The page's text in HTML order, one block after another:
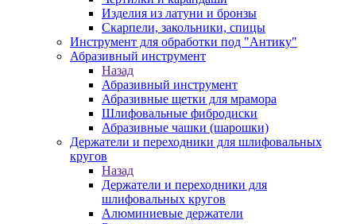
Изделия из латуни и бронзы
Скарпели, закольники, спицы
Инструмент для обработки под "Антику"
Абразивный инструмент
Назад
Абразивный инструмент
Абразивные щетки для мрамора
Шлифовальные фибродиски
Абразивные чашки (шарошки)
Держатели и переходники для шлифовальных
кругов
Назад
Держатели и переходники для
шлифовальных кругов
Алюминиевые держатели